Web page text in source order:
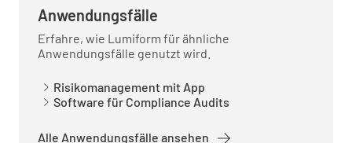
Anwendungsfälle
Erfahre, wie Lumiform für ähnliche
Anwendungsfälle genutzt wird.
Risikomanagement mit App
Software für Compliance Audits
Alle Anwendungsfälle ansehen